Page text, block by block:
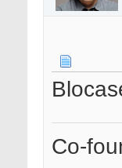
Co-